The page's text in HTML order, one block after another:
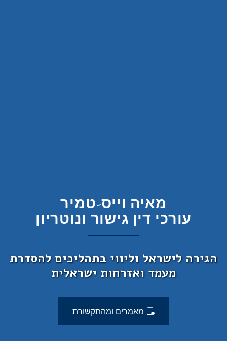
מאיה וייס-טמיר
עורכי דין גישור ונוטריון
הגירה לישראל וליווי בתהליכים להסדרת
מעמד ואזרחות ישראלית
מאמרים ומהתקשורת